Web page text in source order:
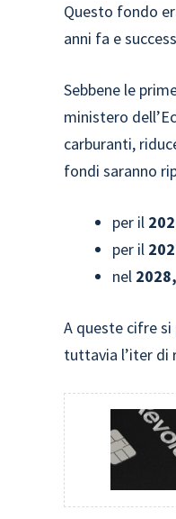
Questo fondo
anni fa e
Sebbene le
ministero
carburanti,
fondi saranno
per il
per il
nel
A queste cifre
tuttavia l’iter di